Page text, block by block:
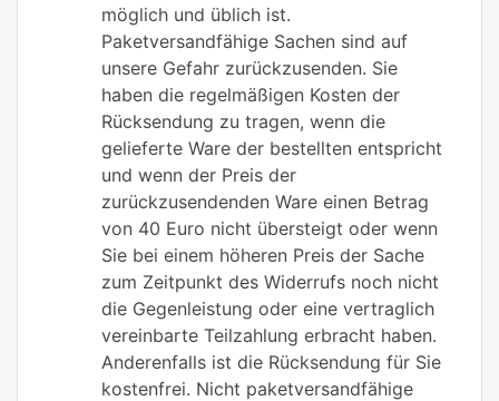
möglich und üblich ist.
Paketversandfähige Sachen sind auf
unsere Gefahr zurückzusenden. Sie
haben die regelmäßigen Kosten der
Rücksendung zu tragen, wenn die
gelieferte Ware der bestellten entspricht
und wenn der Preis der
zurückzusendenden Ware einen Betrag
von 40 Euro nicht übersteigt oder wenn
Sie bei einem höheren Preis der Sache
zum Zeitpunkt des Widerrufs noch nicht
die Gegenleistung oder eine vertraglich
vereinbarte Teilzahlung erbracht haben.
Anderenfalls ist die Rücksendung für Sie
kostenfrei. Nicht paketversandfähige